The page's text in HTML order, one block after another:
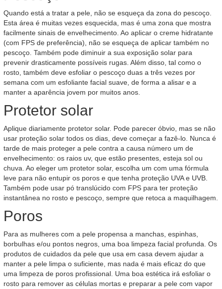
Quando está a tratar a pele, não se esqueça da zona do pescoço.
Esta área é muitas vezes esquecida, mas é uma zona que mostra
facilmente sinais de envelhecimento. Ao aplicar o creme hidratante
(com FPS de preferência), não se esqueça de aplicar também no
pescoço. Também pode diminuir a sua exposição solar para
prevenir drasticamente possíveis rugas. Além disso, tal como o
rosto, também deve esfoliar o pescoço duas a três vezes por
semana com um esfoliante facial suave, de forma a alisar e a
manter a aparência jovem por muitos anos.
Protetor solar
Aplique diariamente protetor solar. Pode parecer óbvio, mas se não
usar proteção solar todos os dias, deve começar a fazê-lo. Nunca é
tarde de mais proteger a pele contra a causa número um de
envelhecimento: os raios uv, que estão presentes, esteja sol ou
chuva. Ao eleger um protetor solar, escolha um com uma fórmula
leve para não entupir os poros e que tenha proteção UVA e UVB.
Também pode usar pó translúcido com FPS para ter proteção
instantânea no rosto e pescoço, sempre que retoca a maquilhagem.
Poros
Para as mulheres com a pele propensa a manchas, espinhas,
borbulhas e/ou pontos negros, uma boa limpeza facial profunda. Os
produtos de cuidados da pele que usa em casa devem ajudar a
manter a pele limpa o suficiente, mas nada é mais eficaz do que
uma limpeza de poros profissional. Uma boa estética irá esfoliar o
rosto para remover as células mortas e preparar a pele com vapor